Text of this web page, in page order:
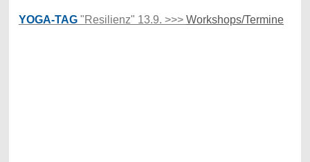
YOGA-TAG"Resilienz" 13.9. >>> Workshops/Termine